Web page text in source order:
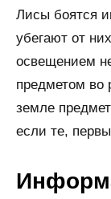
Лисы боятся
убегают от
освещением
предметом во
земле
если те,